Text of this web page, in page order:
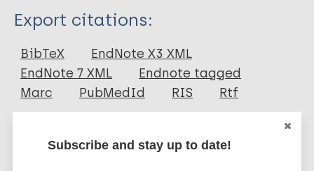
Type
Journal Article
Author
De Andrade ARL
Export citations:
BibTeX
EndNote X3 XML
EndNote 7 XML
Endnote tagged
Marc
PubMedId RIS Rtf
More publications on:
Subscribe and stay up to date!